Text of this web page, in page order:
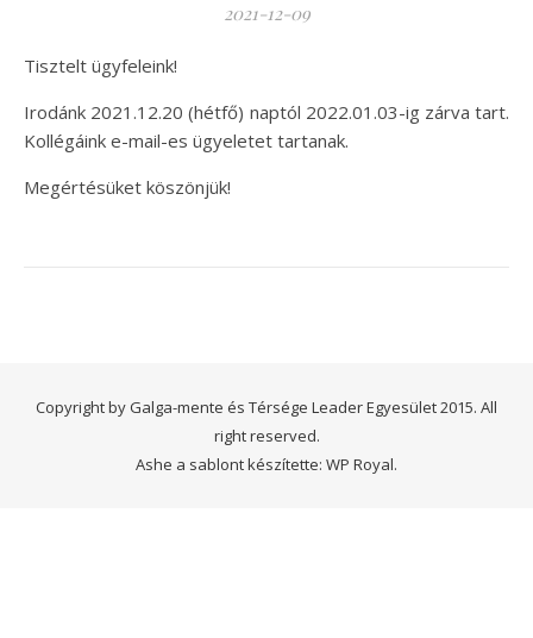
2021-12-09
Tisztelt ügyfeleink!
Irodánk 2021.12.20 (hétfő) naptól 2022.01.03-ig zárva tart.
Kollégáink e-mail-es ügyeletet tartanak.
Megértésüket köszönjük!
Copyright by Galga-mente és Térsége Leader Egyesület 2015. All
right reserved.
Ashe a sablont készítette: WP Royal.